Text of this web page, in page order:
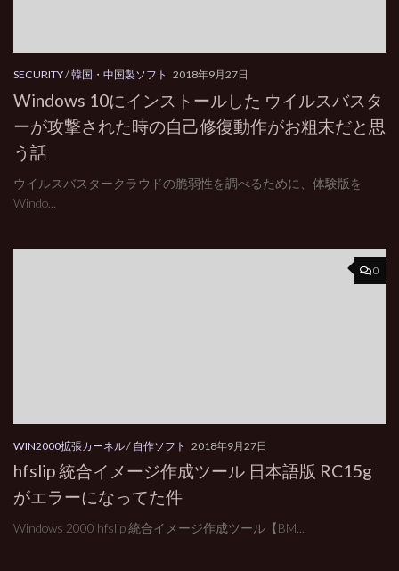
SECURITY/韓国・中国製ソフト 2018年9月27日
Windows 10にインストールした ウイルスバスタ
ーが攻撃された時の自己修復動作がお粗末だと思
う話
ウイルスバスタークラウドの脆弱性を調べるために、体験版を
Windo...
0
WIN2000拡張カーネル/ 自作ソフト 2018年9月27日
hfslip 統合イメージ作成ツール 日本語版 RC15g
がエラーになってた件
Windows 2000 hfslip 統合イメージ作成ツール【BM...